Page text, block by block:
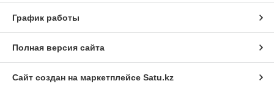
График работы
Полная версия сайта
Сайт создан на маркетплейсе Satu.kz